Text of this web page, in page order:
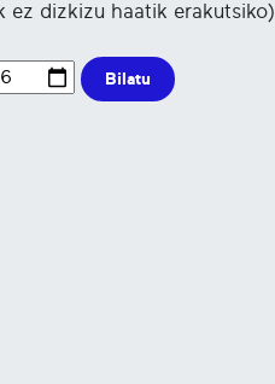
ez dizkizu haatik erakutsiko).
Bilatu